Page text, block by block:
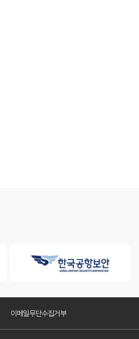
이메일무단수집거부